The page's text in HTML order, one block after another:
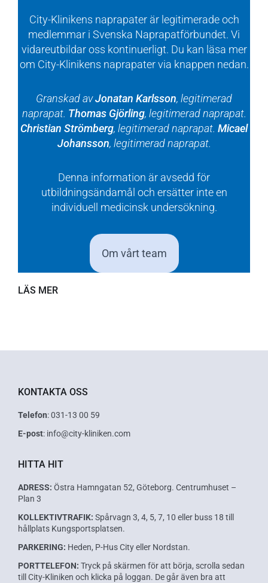
City-Klinikens naprapater är legitimerade och
medlemmar i Svenska Naprapatförbundet. Vi
vidareutbildar oss kontinuerligt. Du kan läsa mer
om City-Klinikens naprapater via knappen nedan.
Granskad avJonatan Karlsson, legitimerad
naprapat. Thomas Gjörling, legitimerad naprapat.
Christian Strömberg, legitimerad naprapat. Micael
Johansson, legitimerad naprapat.
Denna information är avsedd för
utbildningsändamål och ersätter inte en
individuell medicinsk undersökning.
Om vårt team
LÄS MER
KONTAKTA OSS
Telefon: 031-13 00 59
E-post: info@city-kliniken.com
HITTA HIT
ADRESS: Östra Hamngatan 52, Göteborg. Centrumhuset –
Plan 3
KOLLEKTIVTRAFIK: Spårvagn 3, 4, 5, 7, 10 eller buss 18 till
hållplats Kungsportsplatsen.
PARKERING: Heden, P-Hus City eller Nordstan.
PORTTELEFON: Tryck på skärmen för att börja, scrolla sedan
till City-Kliniken och klicka på loggan. De går även bra att